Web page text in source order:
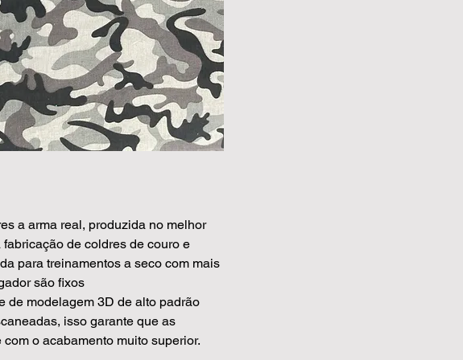
a arma real, produzida no melhor
de coldres de couro e
para treinamentos a seco com mais
são fixos
de modelagem 3D de alto padrão
isso garante que as
o acabamento muito superior.